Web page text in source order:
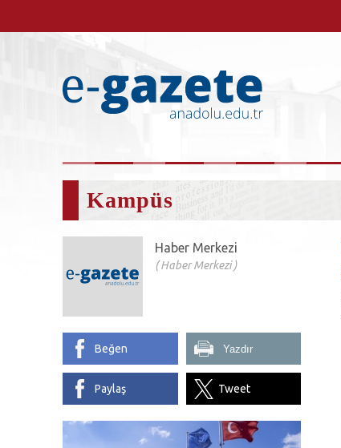
Kampüs
Haber Merkezi
Haber Merkezi
Beğen Yazdır
Paylaş Tweet